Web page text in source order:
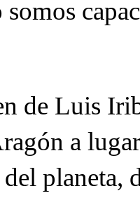
de Luis
a
planeta,